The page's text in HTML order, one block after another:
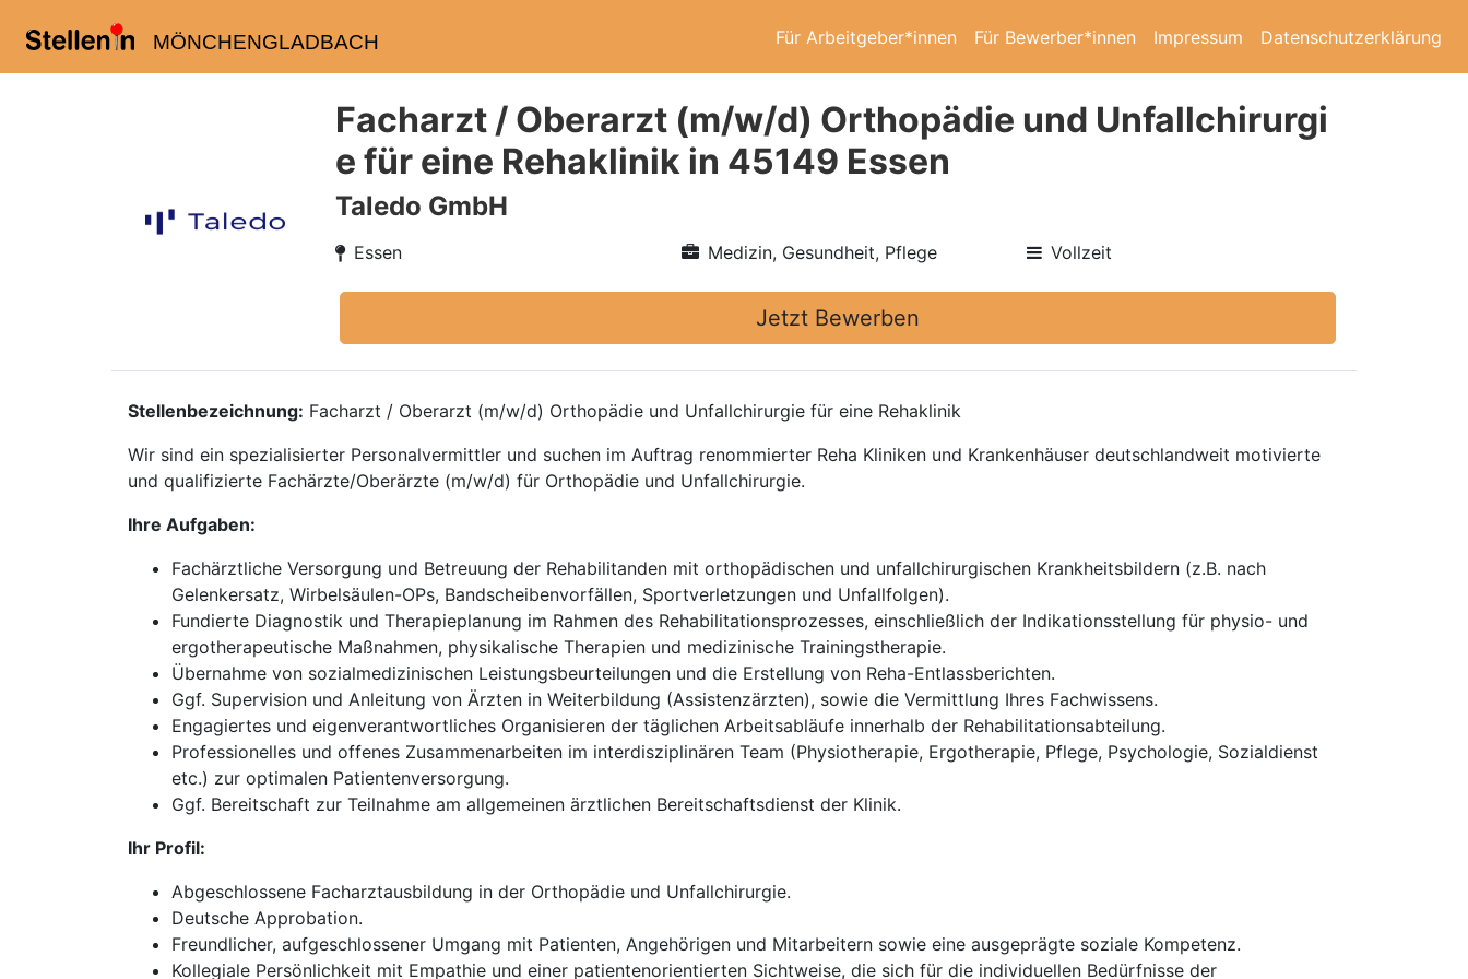
MÖNCHENGLADBACH Für Arbeitgeber*innen Für Bewerber*innen Impressum Datenschutzerklärung
Facharzt / Oberarzt (m/w/d) Orthopädie und Unfallchirurgi
e für eine Rehaklinik in 45149 Essen
Taledo GmbH
Essen Medizin, Gesundheit, Pflege Vollzeit
Jetzt Bewerben
Stellenbezeichnung: Facharzt / Oberarzt (m/w/d) Orthopädie und Unfallchirurgie für eine Rehaklinik
Wir sind ein spezialisierter Personalvermittler und suchen im Auftrag renommierter Reha Kliniken und Krankenhäuser deutschlandweit motivierte
und qualifizierte Fachärzte/Oberärzte (m/w/d) für Orthopädie und Unfallchirurgie.
Ihre Aufgaben:
Fachärztliche Versorgung und Betreuung der Rehabilitanden mit orthopädischen und unfallchirurgischen Krankheitsbildern (z.B. nach
Gelenkersatz, Wirbelsäulen-OPs, Bandscheibenvorfällen, Sportverletzungen und Unfallfolgen).
Fundierte Diagnostik und Therapieplanung im Rahmen des Rehabilitationsprozesses, einschließlich der Indikationsstellung für physio- und
ergotherapeutische Maßnahmen, physikalische Therapien und medizinische Trainingstherapie.
Übernahme von sozialmedizinischen Leistungsbeurteilungen und die Erstellung von Reha-Entlassberichten.
Ggf. Supervision und Anleitung von Ärzten in Weiterbildung (Assistenzärzten), sowie die Vermittlung Ihres Fachwissens.
Engagiertes und eigenverantwortliches Organisieren der täglichen Arbeitsabläufe innerhalb der Rehabilitationsabteilung.
Professionelles und offenes Zusammenarbeiten im interdisziplinären Team (Physiotherapie, Ergotherapie, Pflege, Psychologie, Sozialdienst
etc.) zur optimalen Patientenversorgung.
Ggf. Bereitschaft zur Teilnahme am allgemeinen ärztlichen Bereitschaftsdienst der Klinik.
Ihr Profil:
Abgeschlossene Facharztausbildung in der Orthopädie und Unfallchirurgie.
Deutsche Approbation.
Freundlicher, aufgeschlossener Umgang mit Patienten, Angehörigen und Mitarbeitern sowie eine ausgeprägte soziale Kompetenz.
Kollegiale Persönlichkeit mit Empathie und einer patientenorientierten Sichtweise, die sich für die individuellen Bedürfnisse der